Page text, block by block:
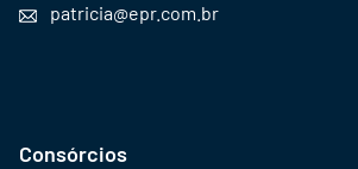
patricia@epr.com.br
Consórcios